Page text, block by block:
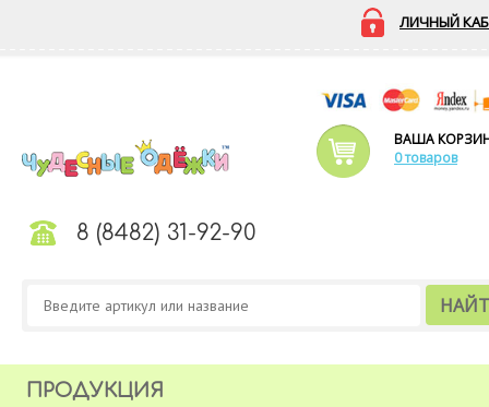
ЛИЧНЫЙ
8 (8482) 31-92-90
ВАША
0 товаров
ПРОДУКЦИЯ